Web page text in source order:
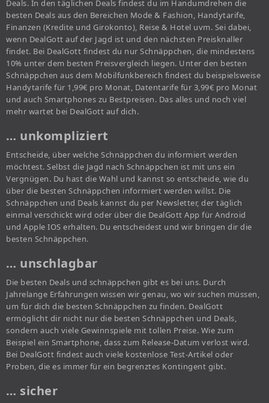
Deals. In den täglichen Deals findest du im Handumdrehen die
besten Deals aus den Bereichen Mode & Fashion, Handytarife,
Finanzen (Kredite und Girokonto), Reise & Hotel uvm. Sei dabei,
wenn DealGott auf der Jagd ist und den nächsten Preisknaller
findet. Bei DealGott findest du nur Schnäppchen, die mindestens
10% unter dem besten Preisvergleich liegen. Unter den besten
Schnäppchen aus dem Mobilfunkbereich findest du beispielsweise
Handytarife für 1,99€ pro Monat, Datentarife für 3,99€ pro Monat
und auch Smartphones zu Bestpreisen. Das alles und noch viel
mehr wartet bei DealGott auf dich.
… unkompliziert
Entscheide, über welche Schnäppchen du informiert werden
möchtest. Selbst die Jagd nach Schnäppchen ist mit uns ein
Vergnügen. Du hast die Wahl und kannst so entscheide, wie du
über die besten Schnäppchen informiert werden willst. Die
Schnäppchen und Deals kannst du per Newsletter, der täglich
einmal verschickt wird oder über die DealGott App für Android
und Apple IOS erhalten. Du entscheidest und wir bringen dir die
besten Schnäppchen.
… unschlagbar
Die besten Deals und schnäppchen gibt es bei uns. Durch
Jahrelange Erfahrungen wissen wir genau, wo wir suchen müssen,
um für dich die besten Schnäppchen zu finden. DealGott
ermöglicht dir nicht nur die besten Schnäppchen und Deals,
sondern auch viele Gewinnspiele mit tollen Preise. Wie zum
Beispiel ein Smartphone, dass zum Release-Datum verlost wird.
Bei DealGott findest auch viele kostenlose Test-Artikel oder
Proben, die es immer für ein begrenztes Kontingent gibt.
… sicher